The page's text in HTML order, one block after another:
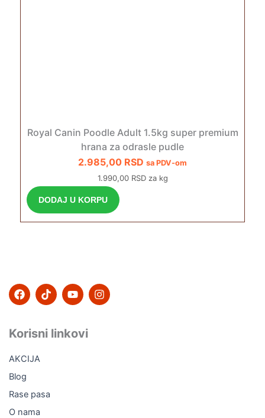
Royal Canin Poodle Adult 1.5kg super premium
hrana za odrasle pudle
2.985,00 RSD sa PDV-om
1.990,00 RSD za kg
DODAJ U KORPU
F
a
b
o
k
T
i
o
k
Y
o
u
b
I
n
Korisni linkovi
AKCIJA
Blog
Rase pasa
O nama